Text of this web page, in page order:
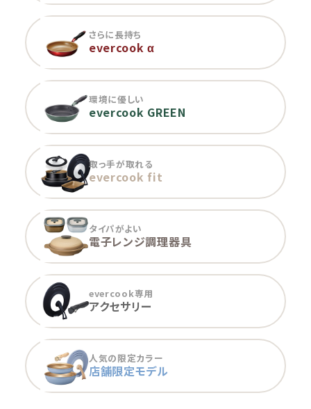
さらに長持ち
evercook α
環境に優しい
evercook GREEN
取っ手が取れる
evercook fit
タイパがよい
電子レンジ調理器具
evercook専用
アクセサリー
人気の限定カラー
店舗限定モデル